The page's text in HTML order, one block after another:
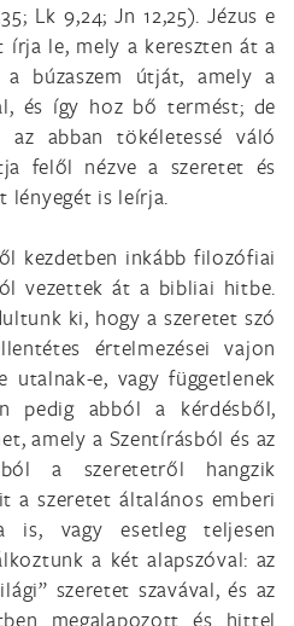
Lk 9,24; Jn 12,25). Jézus e
írja le, mely a kereszten át a
búzaszem útját, amely a
és így hoz bő termést; de
az abban tökéletessé váló
felől nézve a szeretet és
lényegét is leírja.
kezdetben inkább filozófiai
vezettek át a bibliai hitbe.
ki, hogy a szeretet szó
értelmezései vajon
utalnak-e, vagy függetlenek
pedig abból a kérdésből,
amely a Szentírásból és az
a szeretetről hangzik
a szeretet általános emberi
is, vagy esetleg teljesen
a két alapszóval: az
szeretet szavával, és az
megalapozott és hittel